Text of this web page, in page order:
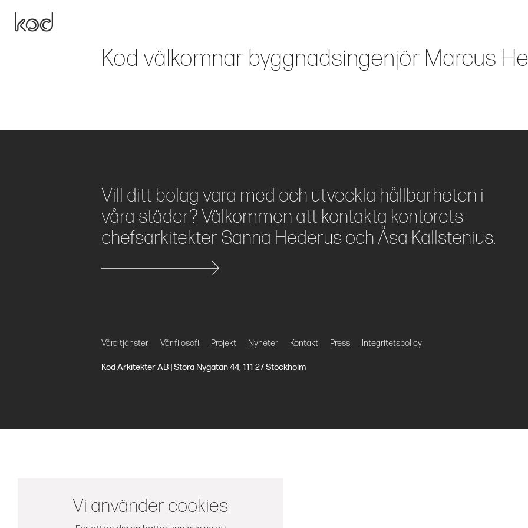
Kod välkomnar byggnadsingenjör Marcus
Vi använder cookies
Vill ditt bolag vara med och utveckla hållbarheten i
våra städer? Välkommen att kontakta kontorets
chefsarkitekter Sanna Hederus och Åsa Kallstenius.
Våra tjänster Vår filosofi Projekt Nyheter Kontakt Press Integritetspolicy
Kod Arkitekter AB | Stora Nygatan 44, 111 27 Stockholm